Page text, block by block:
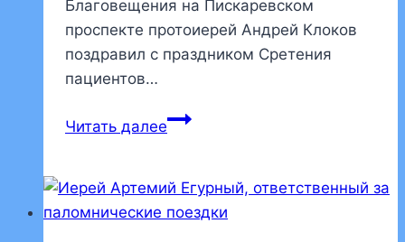
Благовещения на Пискаревском
проспекте протоиерей Андрей Клоков
поздравил с праздником Сретения
пациентов…
Читать далееНастоятель
поздравил
пациентов